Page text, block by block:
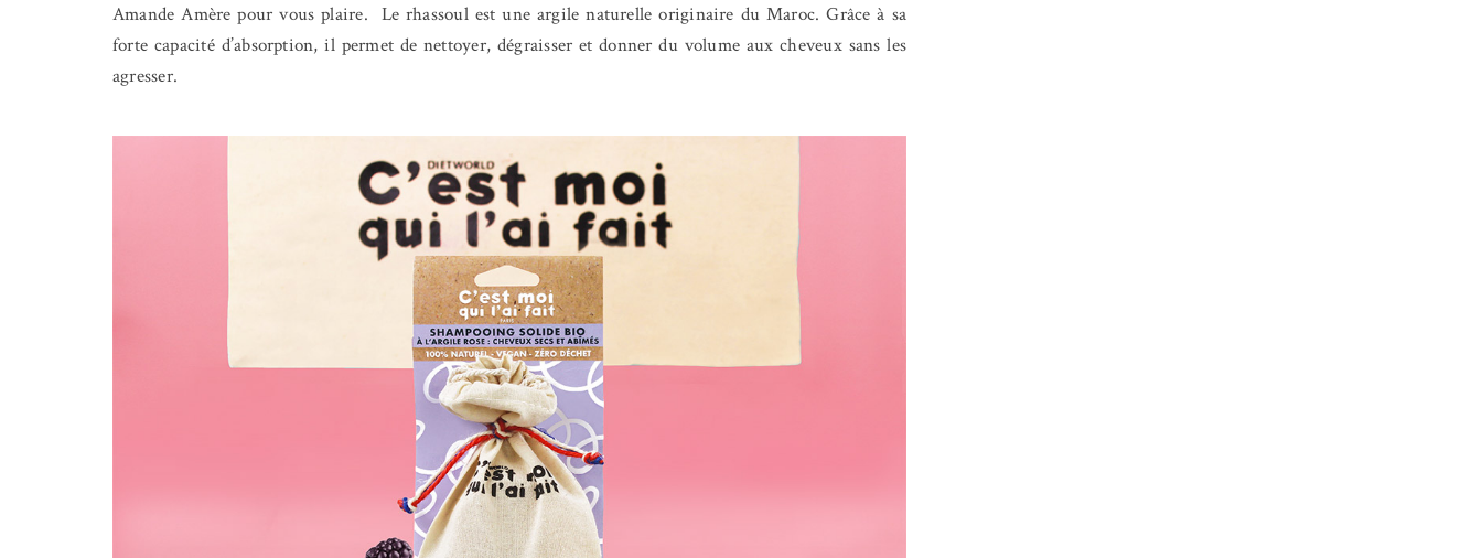
Amande Amère pour vous plaire. Le rhassoul est une argile naturelle originaire du Maroc. Grâce à sa
forte capacité d’absorption, il permet de nettoyer, dégraisser et donner du volume aux cheveux sans les
agresser.